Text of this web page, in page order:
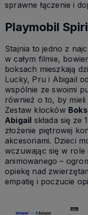
sprawne łączenie i
Playmobil
Stajnia to jedno z
w całym filmie,
boksach mieszkają
Lucky, Pru i Abigail
wspólnie ze swoimi
również o to, by
Zestaw klocków
Abigail składa się ze
złożenie piętrowej
akcesoriami. Dzieci
wczuwając się w role
animowanego –
opiekę nad
empatię i poczucie